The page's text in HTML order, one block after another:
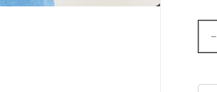
－